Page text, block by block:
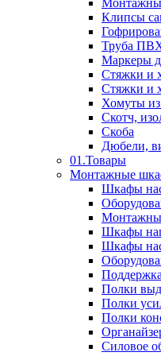
Клипсы
Труба
Маркеры
Стяжки и
Стяжки и
Хомуты
Скотч,
Скоба
Дюбели,
01.Товары
Монтажные
Шкафы
Шкафы
Шкафы
Полки
Полки
Полки
Силовое